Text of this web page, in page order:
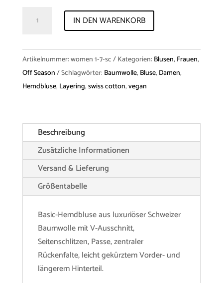
"Paloma"
Cotton
Menge
IN DEN WARENKORB
Artikelnummer:women 1-7-sc Kategorien: Blusen, Frauen,
Off Season Schlagwörter: Baumwolle, Bluse, Damen,
Hemdbluse, Layering,swiss cotton,vegan
Beschreibung
Zusätzliche Informationen
Versand & Lieferung
Größentabelle
Basic-Hemdbluse aus luxuriöser Schweizer
Baumwolle mit V-Ausschnitt,
Seitenschlitzen, Passe, zentraler
Rückenfalte, leicht gekürztem Vorder- und
längerem Hinterteil.